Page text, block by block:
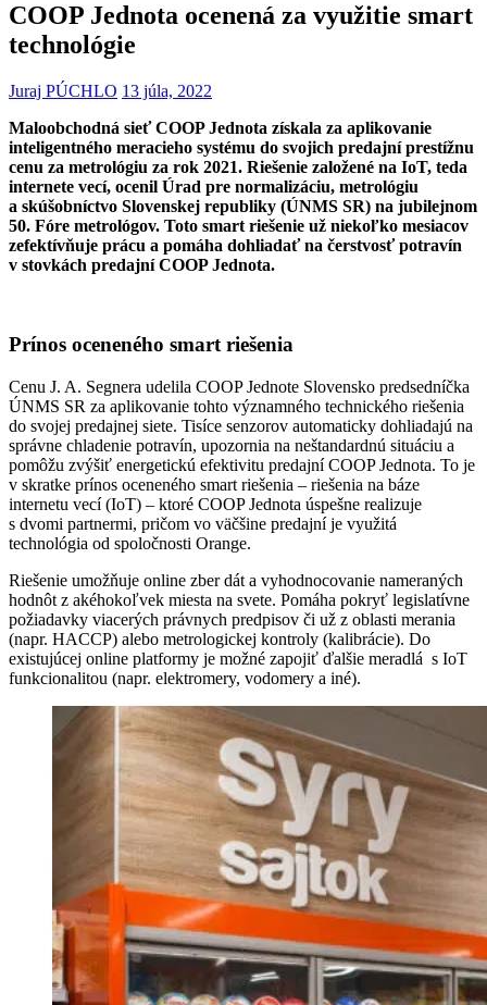
COOP Jednota ocenená za využitie smart
technológie
Juraj PÚCHLO 13 júla, 2022
Maloobchodná sieť COOP Jednota získala za aplikovanie
inteligentného meracieho systému do svojich predajní prestížnu
cenu za metrológiu za rok 2021. Riešenie založené na IoT, teda
internete vecí, ocenil Úrad pre normalizáciu, metrológiu
a skúšobníctvo Slovenskej republiky (ÚNMS SR) na jubilejnom
50. Fóre metrológov. Toto smart riešenie už niekoľko mesiacov
zefektívňuje prácu a pomáha dohliadať na čerstvosť potravín
v stovkách predajní COOP Jednota.
Prínos oceneného smart riešenia
Cenu J. A. Segnera udelila COOP Jednote Slovensko predsedníčka
ÚNMS SR za aplikovanie tohto významného technického riešenia
do svojej predajnej siete. Tisíce senzorov automaticky dohliadajú na
správne chladenie potravín, upozornia na neštandardnú situáciu a
pomôžu zvýšiť energetickú efektivitu predajní COOP Jednota. To je
v skratke prínos oceneného smart riešenia – riešenia na báze
internetu vecí (IoT) – ktoré COOP Jednota úspešne realizuje
s dvomi partnermi, pričom vo väčšine predajní je využitá
technológia od spoločnosti Orange.
Riešenie umožňuje online zber dát a vyhodnocovanie nameraných
hodnôt z akéhokoľvek miesta na svete. Pomáha pokryť legislatívne
požiadavky viacerých právnych predpisov či už z oblasti merania
(napr. HACCP) alebo metrologickej kontroly (kalibrácie). Do
existujúcej online platformy je možné zapojiť ďalšie meradlá s IoT
funkcionalitou (napr. elektromery, vodomery a iné).